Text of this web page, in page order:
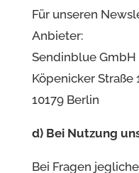
Für unseren
Anbieter:
Sendinblue GmbH
Köpenicker Straße
10179 Berlin
d) Bei Nutzung
Bei Fragen